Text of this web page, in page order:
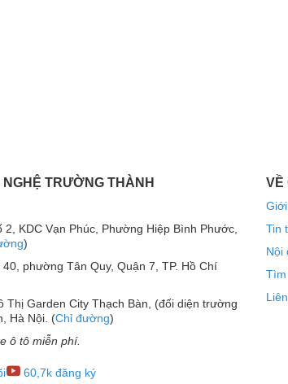
và có thể đạt cực đại tới 1600W nên được sử
dàn karaoke gia đình và phòng hát lớn. Với
âm lớn mà không lo bị méo tiếng hay cháy loa.
lo lắng tới những sự cố hy hữu.
TRƯỜNG THÀNH
KDC Vạn Phúc, Phường Hiệp Bình Phước,
)
phường Tân Quy, Quận 7, TP. Hồ Chí
Thị Garden City Thạch Bàn, (đối diện trường
Hà Nội. (Chỉ đường)
ô tô miễn phí.
VỀ
Tin
Nội
Tìm
60,7k đăng ký